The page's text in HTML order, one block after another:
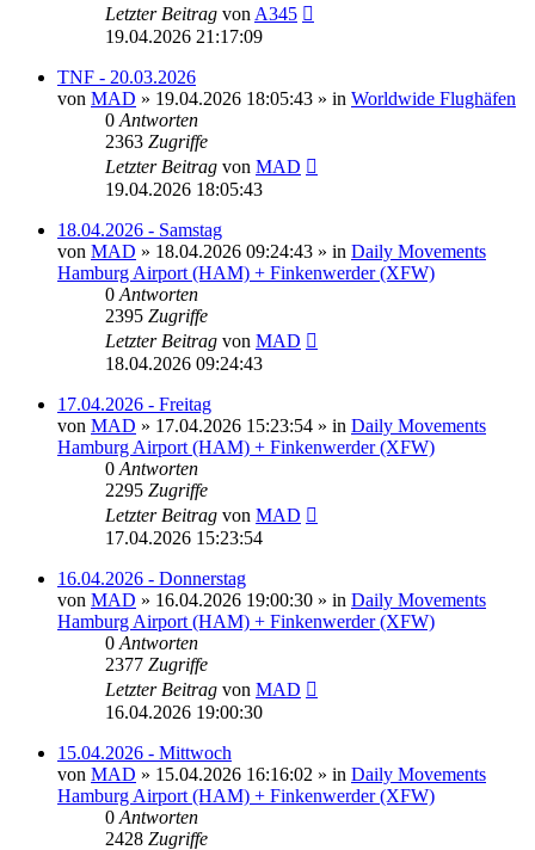
Letzter Beitrag von A345
19.04.2026 21:17:09
TNF - 20.03.2026
von MAD » 19.04.2026 18:05:43 » in Worldwide Flughäfen
0 Antworten
2363 Zugriffe
Letzter Beitrag von MAD
19.04.2026 18:05:43
18.04.2026 - Samstag
von MAD » 18.04.2026 09:24:43 » in Daily Movements
Hamburg Airport (HAM) + Finkenwerder (XFW)
0 Antworten
2395 Zugriffe
Letzter Beitrag von MAD
18.04.2026 09:24:43
17.04.2026 - Freitag
von MAD » 17.04.2026 15:23:54 » in Daily Movements
Hamburg Airport (HAM) + Finkenwerder (XFW)
0 Antworten
2295 Zugriffe
Letzter Beitrag von MAD
17.04.2026 15:23:54
16.04.2026 - Donnerstag
von MAD » 16.04.2026 19:00:30 » in Daily Movements
Hamburg Airport (HAM) + Finkenwerder (XFW)
0 Antworten
2377 Zugriffe
Letzter Beitrag von MAD
16.04.2026 19:00:30
15.04.2026 - Mittwoch
von MAD » 15.04.2026 16:16:02 » in Daily Movements
Hamburg Airport (HAM) + Finkenwerder (XFW)
0 Antworten
2428 Zugriffe